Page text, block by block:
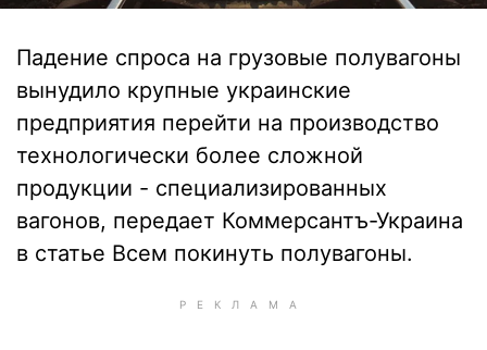
Падение спроса на грузовые полувагоны
вынудило крупные украинские
предприятия перейти на производство
технологически более сложной
продукции - специализированных
вагонов, передает Коммерсантъ-Украина
в статье Всем покинуть полувагоны.